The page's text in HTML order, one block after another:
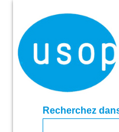
Recherchez